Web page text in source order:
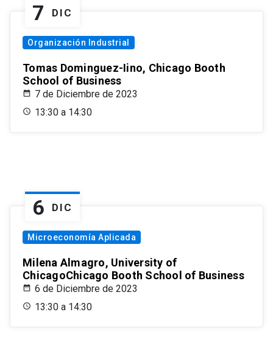
7 DIC
Organización Industrial
Tomas Dominguez-Iino, Chicago Booth
School of Business
7 de Diciembre de 2023
13:30 a 14:30
6 DIC
Microeconomía Aplicada
Milena Almagro, University of
ChicagoChicago Booth School of Business
6 de Diciembre de 2023
13:30 a 14:30